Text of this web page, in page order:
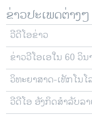
ພາສາຕ່າງໆ
ຂ່າວປະເພດຕ່າງໆ
ວີດີໂອຂ່າວ
ຂ່າວວີໂອເອໃນ 60 ວິນ
ວິທະຍາສາດ-ເທັກໂນໂ
ວີດີໂອ ອັງກິດສຳລັບລ